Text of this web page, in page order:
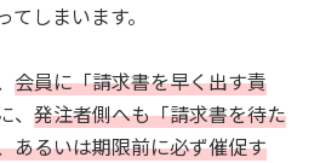
てしまいます。
会員に「請求書を早く出す責
発注者側へも「請求書を待た
あるいは期限前に必ず催促す